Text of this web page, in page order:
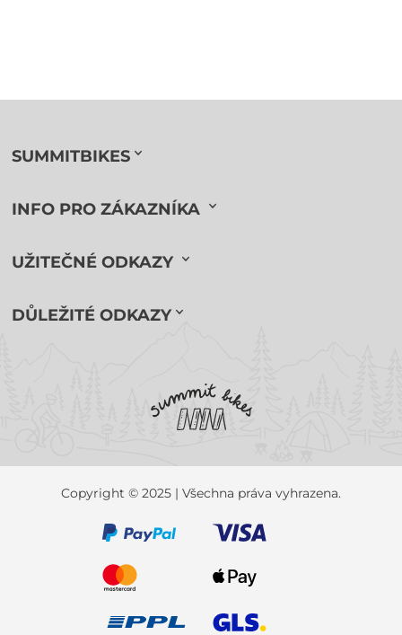
SUMMITBIKES
INFO PRO ZÁKAZNÍKA
UŽITEČNÉ ODKAZY
DŮLEŽITÉ ODKAZY
Copyright © 2025 | Všechna práva vyhrazena.